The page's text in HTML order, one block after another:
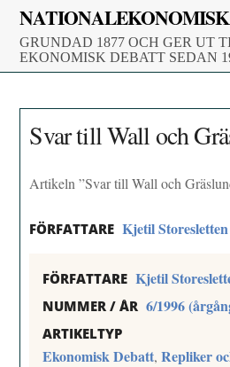
Skip
content
GRUNDAD 1877 OCH GER UT
EKONOMISK DEBATT SEDAN
Svar till Wall och
Artikeln ”Svar till Wall och
FÖRFATTARE Kjetil Storesletten
FÖRFATTARE Kjetil
NUMMER / ÅR 6/1996
ARTIKELTYP
Ekonomisk Debatt,Repliker